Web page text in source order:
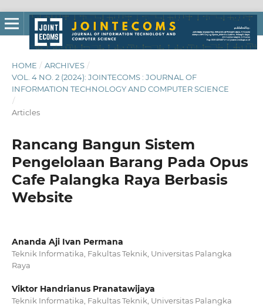
HOME / ARCHIVES /
VOL. 4 NO. 2 (2024): JOINTECOMS : JOURNAL OF
INFORMATION TECHNOLOGY AND COMPUTER SCIENCE
/
Articles
Rancang Bangun Sistem
Pengelolaan Barang Pada Opus
Cafe Palangka Raya Berbasis
Website
Ananda Aji Ivan Permana
Teknik Informatika, Fakultas Teknik, Universitas Palangka
Raya
Viktor Handrianus Pranatawijaya
Teknik Informatika, Fakultas Teknik, Universitas Palangka